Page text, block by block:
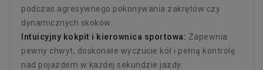
podczas agresywnego pokonywania zakrętów czy
dynamicznych skoków.
Intuicyjny kokpit i kierownica sportowa: Zapewnia
pewny chwyt, doskonałe wyczucie kół i pełną kontrolę
nad pojazdem w każdej sekundzie jazdy.